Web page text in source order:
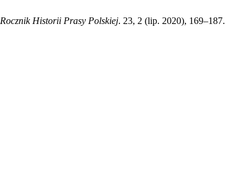
Rocznik Historii Prasy Polskiej. 23, 2 (lip. 2020), 169–187.